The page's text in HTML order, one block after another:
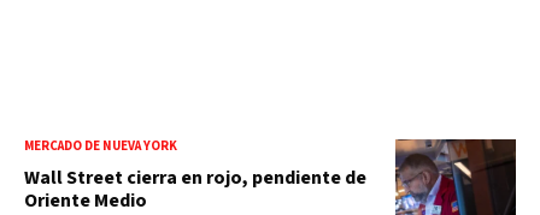
MERCADO DE NUEVA YORK
Wall Street cierra en rojo, pendiente de
Oriente Medio